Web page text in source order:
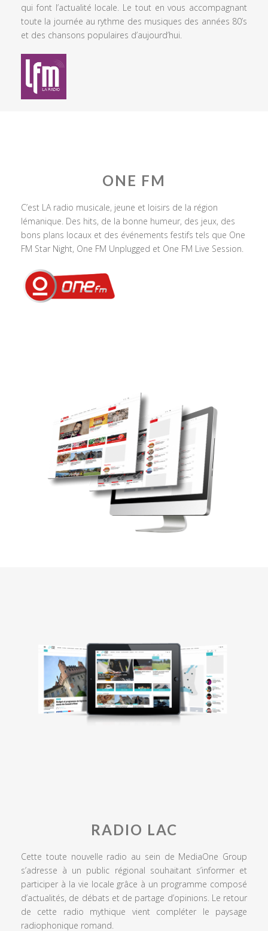
qui font l’actualité locale. Le tout en vous accompagnant
toute la journée au rythme des musiques des années 80’s
et des chansons populaires d’aujourd’hui.
ONE FM
C’est LA radio musicale, jeune et loisirs de la région
lémanique. Des hits, de la bonne humeur, des jeux, des
bons plans locaux et des événements festifs tels que One
FM Star Night, One FM Unplugged et One FM Live Session.
RADIO LAC
Cette toute nouvelle radio au sein de MediaOne Group
s’adresse à un public régional souhaitant s’informer et
participer à la vie locale grâce à un programme composé
d’actualités, de débats et de partage d’opinions. Le retour
de cette radio mythique vient compléter le paysage
radiophonique romand.